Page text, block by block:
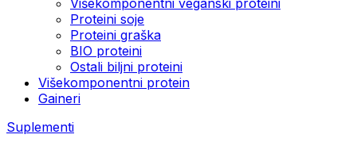
Proteini soje
Proteini graška
BIO proteini
Ostali biljni proteini
Višekomponentni protein
Gaineri
Suplementi